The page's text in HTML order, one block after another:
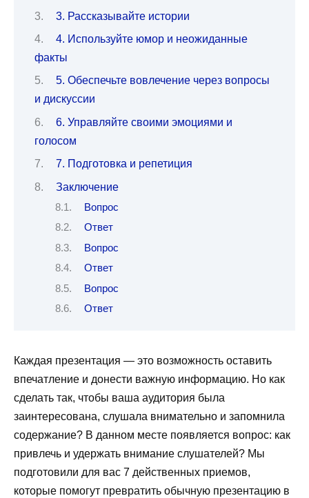
3. Рассказывайте истории
4. Используйте юмор и неожиданные
факты
5. Обеспечьте вовлечение через вопросы
и дискуссии
6. Управляйте своими эмоциями и
голосом
7. Подготовка и репетиция
Заключение
Вопрос
Ответ
Вопрос
Ответ
Вопрос
Ответ
Каждая презентация — это возможность оставить
впечатление и донести важную информацию. Но как
сделать так, чтобы ваша аудитория была
заинтересована, слушала внимательно и запомнила
содержание? В данном месте появляется вопрос: как
привлечь и удержать внимание слушателей? Мы
подготовили для вас 7 действенных приемов,
которые помогут превратить обычную презентацию в